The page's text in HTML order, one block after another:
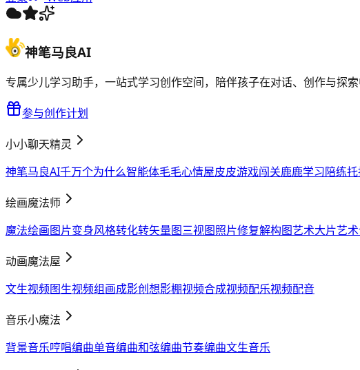
神笔马良AI
专属少儿学习助手，一站式学习创作空间，陪伴孩子在对话、创作与探索
参与创作计划
小小聊天精灵
神笔马良AI千万个为什么智能体毛毛心情屋皮皮游戏闯关鹿鹿学习陪练
绘画魔法师
魔法绘画图片变身风格转化转矢量图三视图照片修复解构图艺术大片艺
动画魔法屋
文生视频图生视频组画成影创想影棚视频合成视频配乐视频配音
音乐小魔法
背景音乐哼唱编曲单音编曲和弦编曲节奏编曲文生音乐